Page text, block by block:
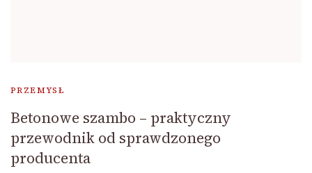
PRZEMYSŁ
Betonowe szambo – praktyczny
przewodnik od sprawdzonego
producenta